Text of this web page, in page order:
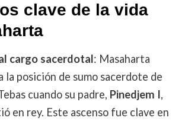
clave de la vida
cargo sacerdotal: Masaharta
la posición de sumo sacerdote de
cuando su padre, Pinedjem I,
en rey. Este ascenso fue clave en